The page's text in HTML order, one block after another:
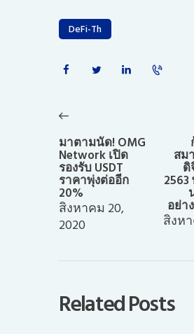
DeFi-Th
เรื่อง
post:
มาตามนัด! OMG
Network เปิด
รองรับ USDT
ราคาพุ่งต่ออีก
20%
สิงหาคม 20,
2020
สม
ดิ
อย่า
สิงห
Related Posts